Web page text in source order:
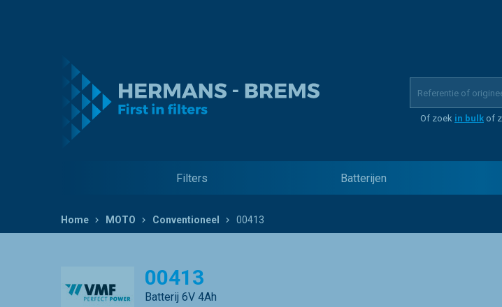
Of zoek in bulk of
Filters Batterijen
Home MOTO Conventioneel 00413
00413
Batterij 6V 4Ah